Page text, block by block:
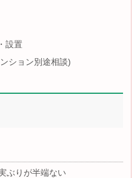
設置
ション別途相談)
ぶりが半端ない